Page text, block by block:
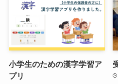
小学生のための漢字学習ア
プリ